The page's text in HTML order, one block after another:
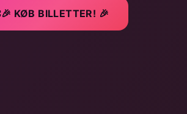
🎉 KØB BILLETTER! 🎉